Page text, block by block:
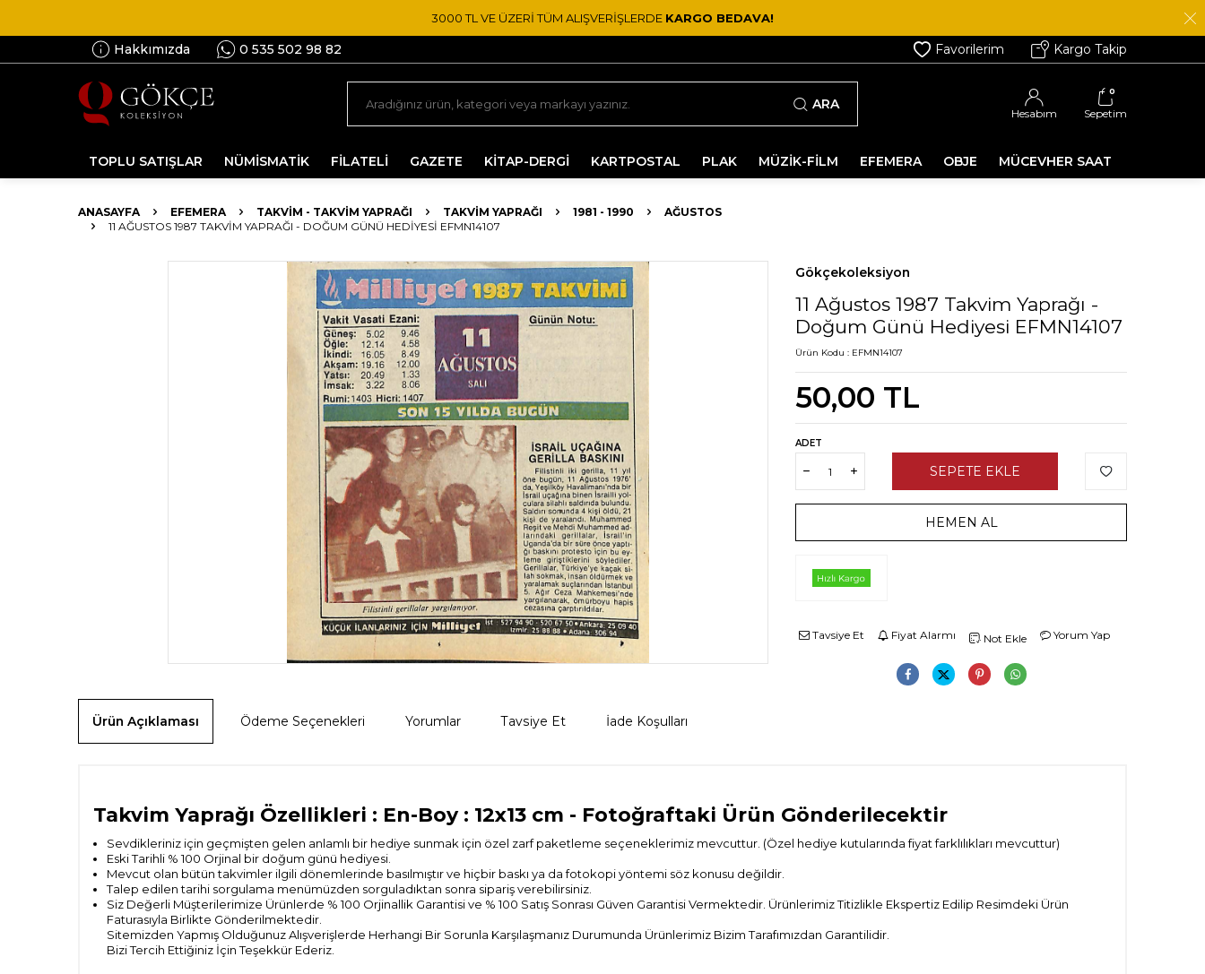
3000 TL VE ÜZERİ TÜM ALIŞVERİŞLERDE KARGO BEDAVA!
Hakkımızda 0 535 502 98 82 Favorilerim Kargo Takip
ARA
Hesabım
0
Sepetim
TOPLU SATIŞLAR NÜMİSMATİK FİLATELİ GAZETE KİTAP-DERGİ KARTPOSTAL PLAK MÜZİK-FİLM EFEMERA OBJE MÜCEVHER SAAT
ANASAYFA EFEMERA TAKVIM - TAKVIM YAPRAĞI TAKVIM YAPRAĞI 1981 - 1990
AĞUSTOS
11 AĞUSTOS 1987 TAKVIM YAPRAĞI - DOĞUM GÜNÜ HEDIYESI EFMN14107
Gökçekoleksiyon
11 Ağustos 1987 Takvim Yaprağı -
Doğum Günü Hediyesi EFMN14107
Ürün Kodu : EFMN14107
50,00 TL
ADET
SEPETE EKLE
HEMEN AL
Tavsiye Et Fiyat Alarmı Not Ekle Yorum Yap
Ürün Açıklaması Ödeme Seçenekleri Yorumlar Tavsiye Et İade Koşulları
Takvim Yaprağı Özellikleri : En-Boy : 12x13 cm - Fotoğraftaki Ürün Gönderilecektir
Sevdikleriniz için geçmişten gelen anlamlı bir hediye sunmak için özel zarf paketleme seçeneklerimiz mevcuttur. (Özel hediye kutularında fiyat farklılıkları mevcuttur)
Eski Tarihli % 100 Orjinal bir doğum günü hediyesi.
Mevcut olan bütün takvimler ilgili dönemlerinde basılmıştır ve hiçbir baskı ya da fotokopi yöntemi söz konusu değildir.
Talep edilen tarihi sorgulama menümüzden sorguladıktan sonra sipariş verebilirsiniz.
Siz Değerli Müşterilerimize Ürünlerde % 100 Orjinallik Garantisi ve % 100 Satış Sonrası Güven Garantisi Vermektedir. Ürünlerimiz Titizlikle Ekspertiz Edilip Resimdeki Ürün
Faturasıyla Birlikte Gönderilmektedir.
Sitemizden Yapmış Olduğunuz Alışverişlerde Herhangi Bir Sorunla Karşılaşmanız Durumunda Ürünlerimiz Bizim Tarafımızdan Garantilidir.
Bizi Tercih Ettiğiniz İçin Teşekkür Ederiz.